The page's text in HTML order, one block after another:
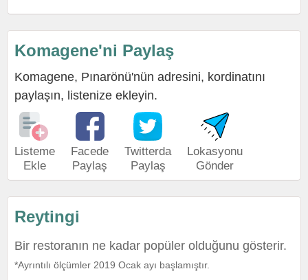
Komagene'ni Paylaş
Komagene, Pınarönü'nün adresini, kordinatını
paylaşın, listenize ekleyin.
Listeme
Ekle
Facede
Paylaş
Twitterda
Paylaş
Lokasyonu
Gönder
Reytingi
Bir restoranın ne kadar popüler olduğunu gösterir.
*Ayrıntılı ölçümler 2019 Ocak ayı başlamıştır.